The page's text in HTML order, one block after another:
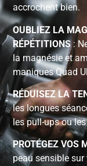
accrochent bien.
OUBLIEZ LA
RÉPÉTITIONS:
la magnésie et
maniques Quad
RÉDUISEZ LA
les longues
les pull-ups ou
PROTÉGEZ VOS
peau sensible